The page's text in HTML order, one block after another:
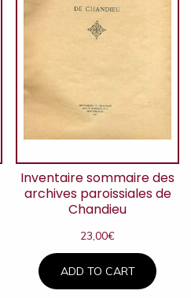
Inventaire sommaire des
archives paroissiales de
Chandieu
23,00€
ADD TO CART